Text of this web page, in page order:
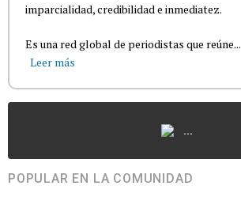
imparcialidad, credibilidad e inmediatez.
Es una red global de periodistas que reúne...
Leer más
...
POPULAR EN LA COMUNIDAD